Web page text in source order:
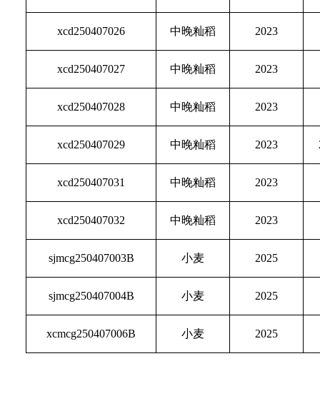
xcd250407026 中晚籼稻 2023
xcd250407027 中晚籼稻 2023
xcd250407028 中晚籼稻 2023
xcd250407029 中晚籼稻 2023
xcd250407031 中晚籼稻 2023
xcd250407032 中晚籼稻 2023
sjmcg250407003B 小麦 2025
sjmcg250407004B 小麦 2025
xcmcg250407006B 小麦 2025